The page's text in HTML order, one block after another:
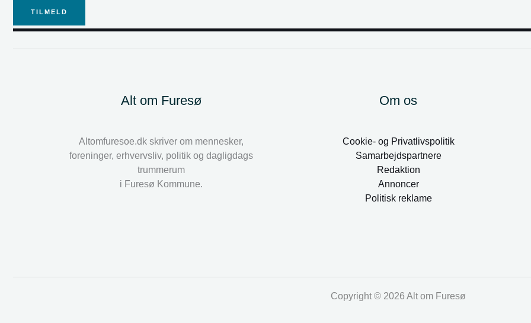
TILMELD
Alt om Furesø
Altomfuresoe.dk skriver om mennesker,
foreninger, erhvervsliv, politik og dagligdags
trummerum
i Furesø Kommune.
Om os
Cookie- og Privatlivspolitik
Samarbejdspartnere
Redaktion
Annoncer
Politisk reklame
Copyright © 2026 Alt om Furesø